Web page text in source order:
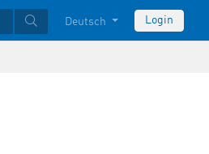
Deutsch Login